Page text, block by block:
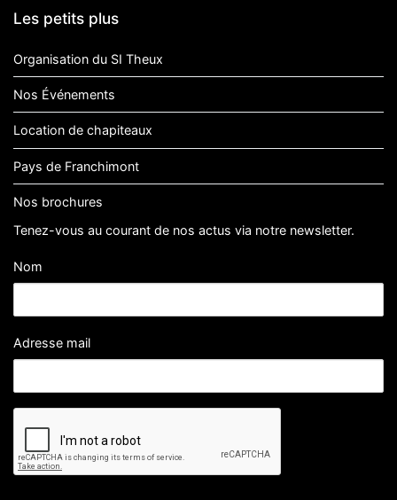
Les petits plus
Organisation du SI Theux
Nos Événements
Location de chapiteaux
Pays de Franchimont
Nos brochures
Tenez-vous au courant de nos actus via notre newsletter.
Nom
Adresse mail